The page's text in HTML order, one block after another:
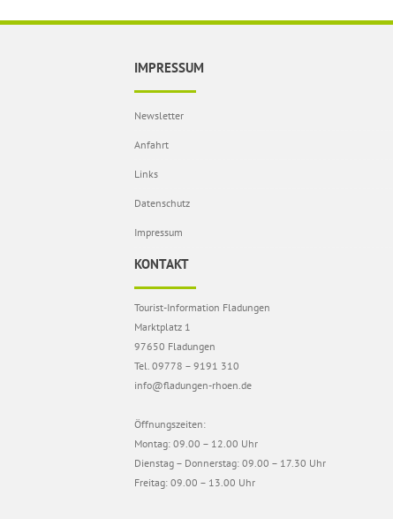
IMPRESSUM
Newsletter
Anfahrt
Links
Datenschutz
Impressum
KONTAKT
Tourist-Information Fladungen
Marktplatz 1
97650 Fladungen
Tel. 09778 – 9191 310
info@fladungen-rhoen.de
Öffnungszeiten:
Montag: 09.00 – 12.00 Uhr
Dienstag – Donnerstag: 09.00 – 17.30 Uhr
Freitag: 09.00 – 13.00 Uhr